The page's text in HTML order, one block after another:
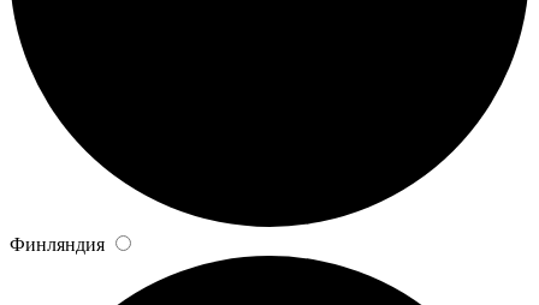
Финляндия